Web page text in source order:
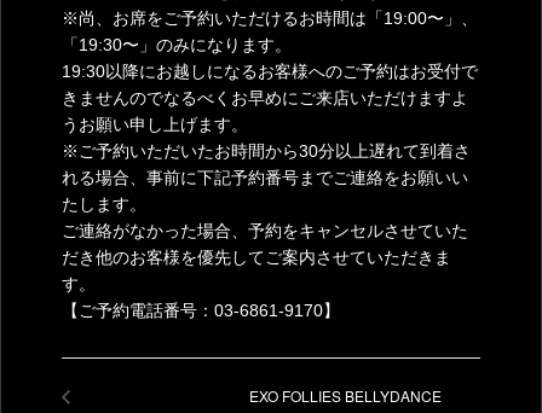
※尚、お席をご予約いただけるお時間は「19:00〜」、
「19:30〜」のみになります。
19:30以降にお越しになるお客様へのご予約はお受付で
きませんのでなるべくお早めにご来店いただけますよ
うお願い申し上げます。
※ご予約いただいたお時間から30分以上遅れて到着さ
れる場合、事前に下記予約番号までご連絡をお願いい
たします。
ご連絡がなかった場合、予約をキャンセルさせていた
だき他のお客様を優先してご案内させていただきま
す。
【ご予約電話番号：03-6861-9170】
EXO FOLLIES BELLYDANCE